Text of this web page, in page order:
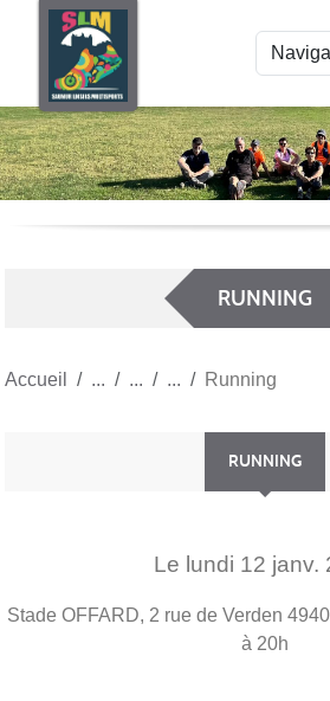
RUNNING
Accueil Running
RUNNING
Le lundi 12 janv.
Stade OFFARD, 2 rue de Verden
à 20h
Panneau de gestion des cookies